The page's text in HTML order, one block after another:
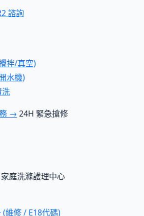
諮詢
拌/真空)
水機)
洗
→ 24H 緊急搶修
庭洗滌護理中心
維修 / E18代碼)